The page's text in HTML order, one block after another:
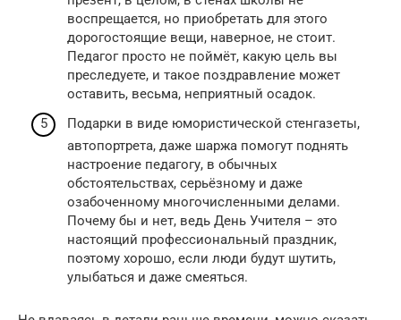
воспрещается, но приобретать для этого
дорогостоящие вещи, наверное, не стоит.
Педагог просто не поймёт, какую цель вы
преследуете, и такое поздравление может
оставить, весьма, неприятный осадок.
Подарки в виде юмористической стенгазеты,
автопортрета, даже шаржа помогут поднять
настроение педагогу, в обычных
обстоятельствах, серьёзному и даже
озабоченному многочисленными делами.
Почему бы и нет, ведь День Учителя – это
настоящий профессиональный праздник,
поэтому хорошо, если люди будут шутить,
улыбаться и даже смеяться.